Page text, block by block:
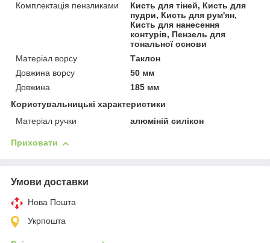
Комплектація пензликами
Кисть для тіней, Кисть для
пудри, Кисть для рум'ян,
Кисть для нанесення
контурів, Пензель для
тональної основи
Матеріал ворсу
Таклон
Довжина ворсу
50 мм
Довжина
185 мм
Користувальницькі характеристики
Матеріал ручки
алюміній силікон
Приховати
Умови доставки
Нова Пошта
Укрпошта